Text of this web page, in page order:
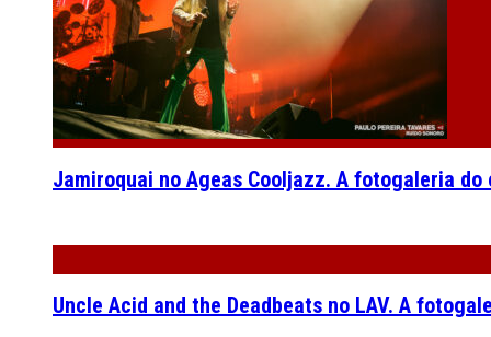
Jamiroquai no Ageas Cooljazz. A fotogaleria do
Uncle Acid and the Deadbeats no LAV. A